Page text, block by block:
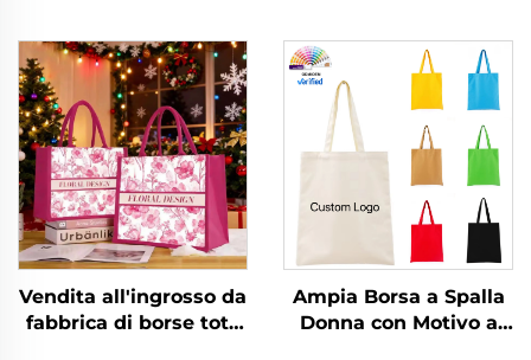
Vendita all'ingrosso da
fabbrica di borse tote
Ampia Borsa a Spalla
Donna con Motivo a